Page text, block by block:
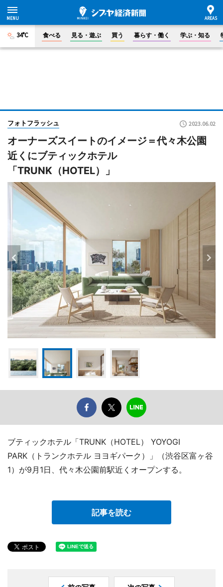
34°C 食べる 見る・遊ぶ 買う 暮らす・働く 学ぶ・知る
フォトフラッシュ 2023.06.02
オーナーズスイートのイメージ＝代々木公園
近くにブティックホテル
「TRUNK（HOTEL）」
ブティックホテル「TRUNK（HOTEL） YOYOGI
PARK（トランクホテル ヨヨギパーク）」（渋谷区富ヶ谷
1）が9月1日、代々木公園前駅近くオープンする。
記事を読む